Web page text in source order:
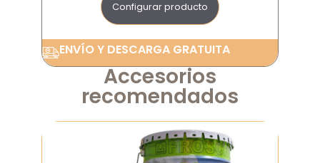
Configurar producto
ENVÍO Y DESCARGA GRATUITA
Accesorios
recomendados